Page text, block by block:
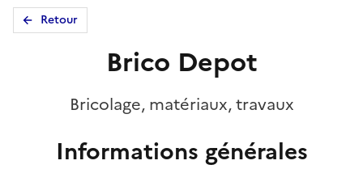
Retour
Brico Depot
Bricolage, matériaux, travaux
Informations générales